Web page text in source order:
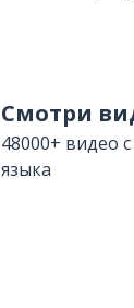
Смотри
48000+ видео
языка